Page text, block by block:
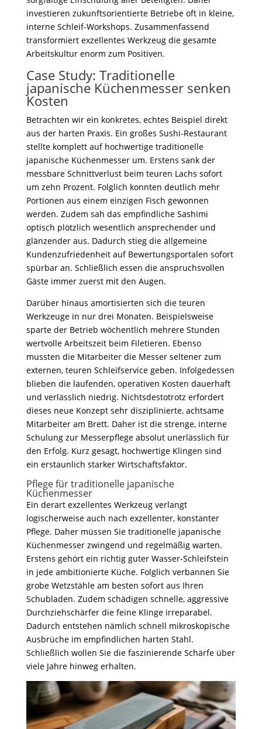
investieren zukunftsorientierte Betriebe oft in kleine,
interne Schleif-Workshops. Zusammenfassend
transformiert exzellentes Werkzeug die gesamte
Arbeitskultur enorm zum Positiven.
Case Study: Traditionelle
japanische Küchenmesser senken
Kosten
Betrachten wir ein konkretes, echtes Beispiel direkt
aus der harten Praxis. Ein großes Sushi-Restaurant
stellte komplett auf hochwertige traditionelle
japanische Küchenmesser um. Erstens sank der
messbare Schnittverlust beim teuren Lachs sofort
um zehn Prozent. Folglich konnten deutlich mehr
Portionen aus einem einzigen Fisch gewonnen
werden. Zudem sah das empfindliche Sashimi
optisch plötzlich wesentlich ansprechender und
glänzender aus. Dadurch stieg die allgemeine
Kundenzufriedenheit auf Bewertungsportalen sofort
spürbar an. Schließlich essen die anspruchsvollen
Gäste immer zuerst mit den Augen.
Darüber hinaus amortisierten sich die teuren
Werkzeuge in nur drei Monaten. Beispielsweise
sparte der Betrieb wöchentlich mehrere Stunden
wertvolle Arbeitszeit beim Filetieren. Ebenso
mussten die Mitarbeiter die Messer seltener zum
externen, teuren Schleifservice geben. Infolgedessen
blieben die laufenden, operativen Kosten dauerhaft
und verlässlich niedrig. Nichtsdestotrotz erfordert
dieses neue Konzept sehr disziplinierte, achtsame
Mitarbeiter am Brett. Daher ist die strenge, interne
Schulung zur Messerpflege absolut unerlässlich für
den Erfolg. Kurz gesagt, hochwertige Klingen sind
ein erstaunlich starker Wirtschaftsfaktor.
Pflege für traditionelle japanische
Küchenmesser
Ein derart exzellentes Werkzeug verlangt
logischerweise auch nach exzellenter, konstanter
Pflege. Daher müssen Sie traditionelle japanische
Küchenmesser zwingend und regelmäßig warten.
Erstens gehört ein richtig guter Wasser-Schleifstein
in jede ambitionierte Küche. Folglich verbannen Sie
grobe Wetzstähle am besten sofort aus Ihren
Schubladen. Zudem schädigen schnelle, aggressive
Durchziehschärfer die feine Klinge irreparabel.
Dadurch entstehen nämlich schnell mikroskopische
Ausbrüche im empfindlichen harten Stahl.
Schließlich wollen Sie die faszinierende Schärfe über
viele Jahre hinweg erhalten.